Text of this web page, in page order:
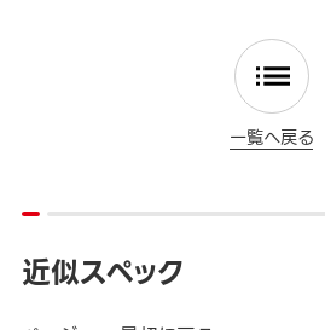
一覧へ戻る
近似スペック